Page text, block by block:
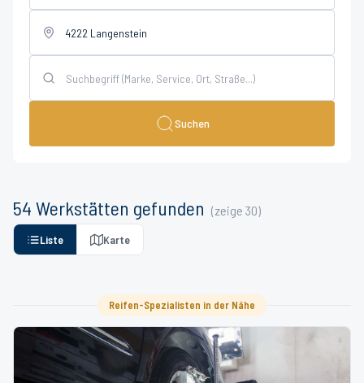
Suchen
54 Werkstätten gefunden (zeige 30)
Liste Karte
Reifen-Spezialisten in der Nähe